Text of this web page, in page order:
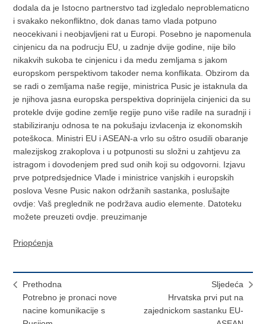
dodala da je Istocno partnerstvo tad izgledalo neproblematicno
i svakako nekonfliktno, dok danas tamo vlada potpuno
neocekivani i neobjavljeni rat u Europi. Posebno je napomenula
cinjenicu da na podrucju EU, u zadnje dvije godine, nije bilo
nikakvih sukoba te cinjenicu i da medu zemljama s jakom
europskom perspektivom takoder nema konflikata. Obzirom da
se radi o zemljama naše regije, ministrica Pusic je istaknula da
je njihova jasna europska perspektiva doprinijela cinjenici da su
protekle dvije godine zemlje regije puno više radile na suradnji i
stabiliziranju odnosa te na pokušaju izvlacenja iz ekonomskih
poteškoca. Ministri EU i ASEAN-a vrlo su oštro osudili obaranje
malezijskog zrakoplova i u potpunosti su složni u zahtjevu za
istragom i dovodenjem pred sud onih koji su odgovorni. Izjavu
prve potpredsjednice Vlade i ministrice vanjskih i europskih
poslova Vesne Pusic nakon održanih sastanka, poslušajte
ovdje: Vaš preglednik ne podržava audio elemente. Datoteku
možete preuzeti ovdje. preuzimanje
Priopćenja
Prethodna
Potrebno je pronaci nove
nacine komunikacije s
Sljedeća
Hrvatska prvi put na
zajednickom sastanku EU-